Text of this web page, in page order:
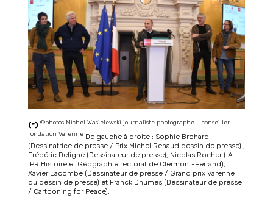
(*) ©photos Michel Wasielewski journaliste photographe – conseiller
fondation Varenne De gauche à droite : Sophie Brohard
(Dessinatrice de presse / Prix Michel Renaud dessin de presse) ,
Frédéric Deligne (Dessinateur de presse), Nicolas Rocher (IA-
IPR Histoire et Géographie rectorat de Clermont-Ferrand),
Xavier Lacombe (Dessinateur de presse / Grand prix Varenne
du dessin de presse) et Franck Dhumes (Dessinateur de presse
/ Cartooning for Peace).